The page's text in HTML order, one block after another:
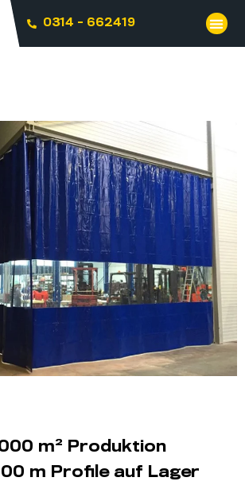
0314 - 662419
m² Produktion
m Profile auf Lager